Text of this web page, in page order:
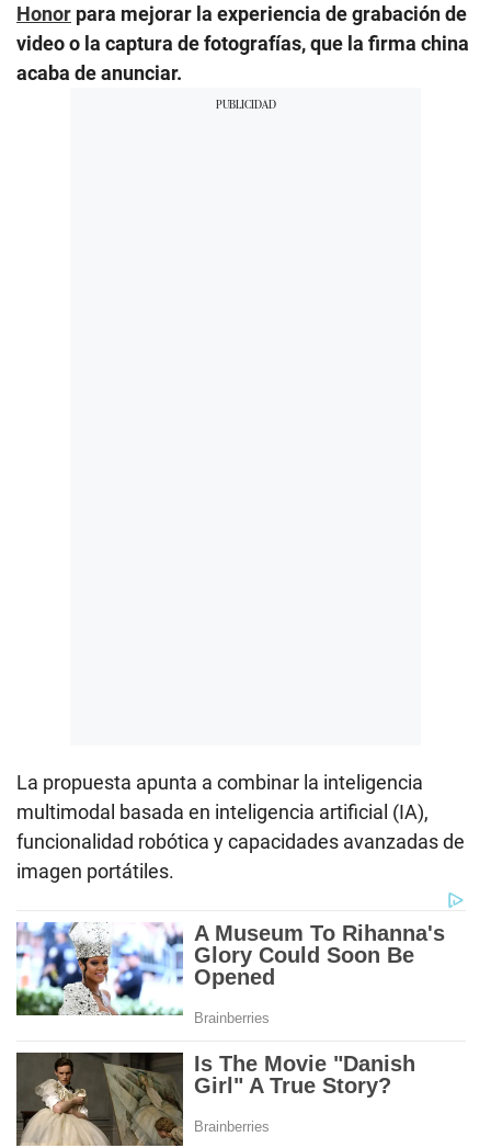
Honor para mejorar la experiencia de grabación de
video o la captura de fotografías, que la firma china
acaba de anunciar.
La propuesta apunta a combinar la inteligencia
multimodal basada en inteligencia artificial (IA),
funcionalidad robótica y capacidades avanzadas de
imagen portátiles.